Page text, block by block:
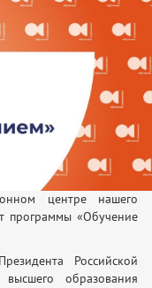
центре нашего
программы «Обучение
Российской
образования